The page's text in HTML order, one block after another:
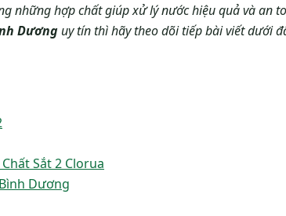
những hợp chất giúp xử lý nước hiệu quả và an
Dương uy tín thì hãy theo dõi tiếp bài viết dưới
Sắt 2 Clorua
Dương